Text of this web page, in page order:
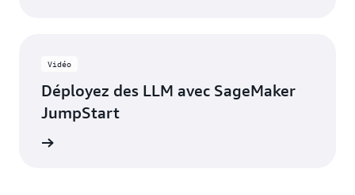
Vidéo
Déployez des LLM avec SageMaker
JumpStart